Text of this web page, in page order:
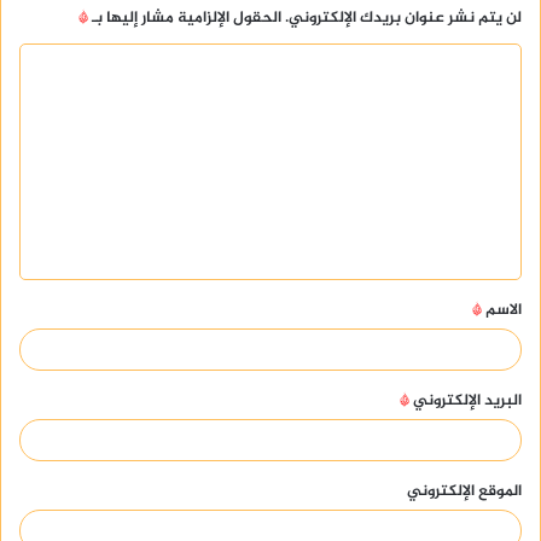
لن يتم نشر عنوان بريدك الإلكتروني.الحقول الإلزامية مشار إليها بـ*
ق
*
الاسم*
البريد الإلكتروني*
الموقع الإلكتروني